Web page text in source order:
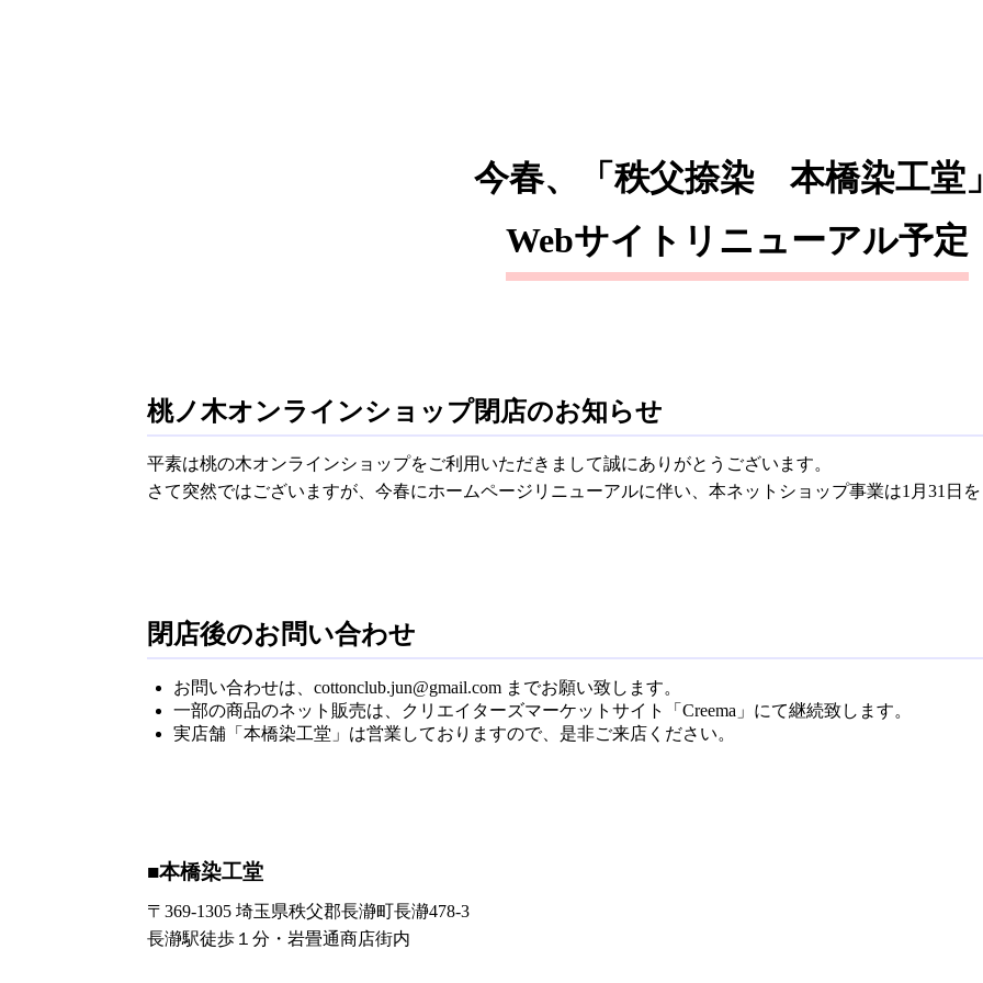
今春、「秩父捺染 本橋染工堂」
Webサイト リニューアル予定
桃ノ木オンラインショップ閉店のお知らせ
平素は桃の木オンラインショップをご利用いただきまして誠にありがとうございます。
さて突然ではございますが、今春にホームページリニューアルに伴い、本ネットショップ事業は1月31日
閉店後のお問い合わせ
お問い合わせは、cottonclub.jun@gmail.com までお願い致します。
一部の商品のネット販売は、クリエイターズマーケットサイト「Creema」にて継続致します。
実店舗「本橋染工堂」は営業しておりますので、是非ご来店ください。
■本橋染工堂
〒369-1305 埼玉県秩父郡長瀞町長瀞478-3
長瀞駅徒歩１分・岩畳通商店街内